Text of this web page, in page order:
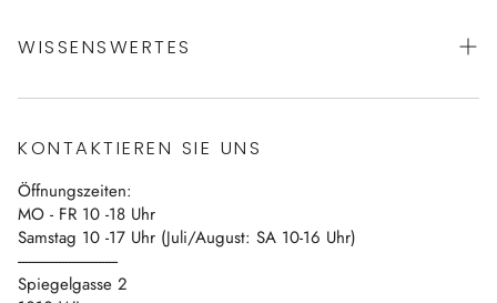
Datenschutz
Impressum
Vertrag widerrufen
WISSENSWERTES
Blog
Kontakt
KONTAKTIEREN SIE UNS
Öffnungszeiten:
MO - FR 10 -18 Uhr
Samstag 10 -17 Uhr (Juli/August: SA 10-16 Uhr)
------------------------------
Spiegelgasse 2